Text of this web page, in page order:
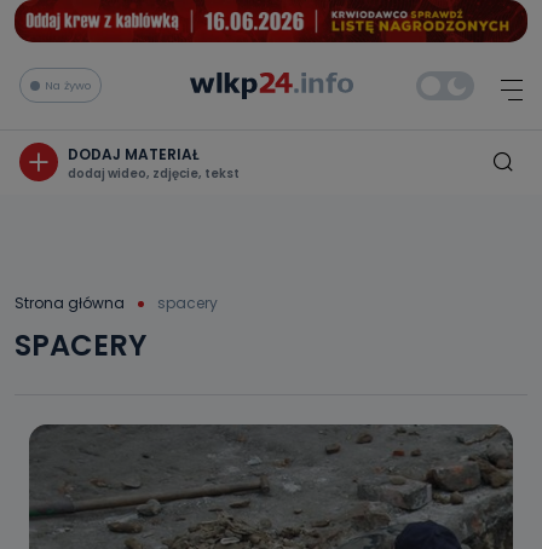
Na żywo
DODAJ MATERIAŁ
dodaj wideo, zdjęcie, tekst
Strona główna spacery
SPACERY